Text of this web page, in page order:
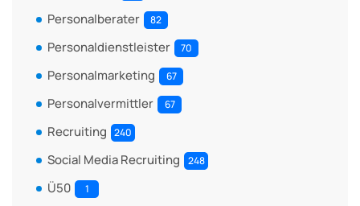
Personalberater 82
Personaldienstleister 70
Personalmarketing 67
Personalvermittler 67
Recruiting 240
Social Media Recruiting 248
Ü50 1